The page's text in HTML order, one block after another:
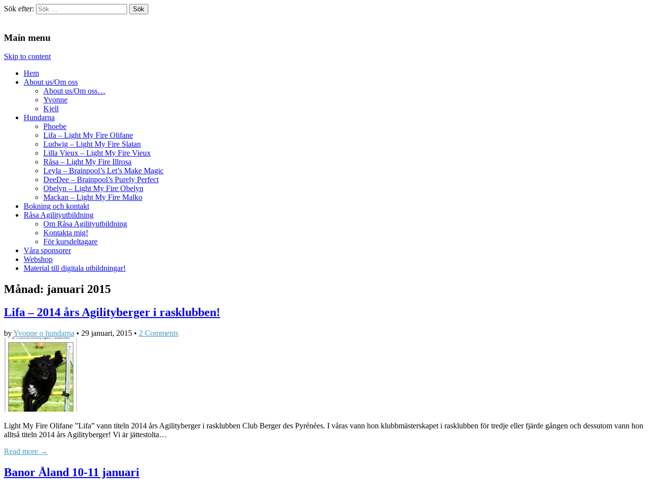
Sök efter:
Main menu
Skip to content
Hem
About us/Om oss
About us/Om oss…
Yvonne
Kjell
Hundarna
Phoebe
Lifa – Light My Fire Olifane
Ludwig – Light My Fire Slatan
Lilla Vieux – Light My Fire Vieux
Råsa – Light My Fire Illrosa
Leyla – Brainpool’s Let’s Make Magic
DeeDee – Brainpool’s Purely Perfect
Obelyn – Light My Fire Obelyn
Mackan – Light My Fire Malko
Bokning och kontakt
Råsa Agilityutbildning
Om Råsa Agilityutbildning
Kontakta mig!
För kursdeltagare
Våra sponsorer
Webshop
Material till digitala utbildningar!
Månad: januari 2015
Lifa – 2014 års Agilityberger i rasklubben!
byYvonne o hundarna • 29 januari, 2015 • 2 Comments
Light My Fire Olifane ”Lifa” vann titeln 2014 års Agilityberger i rasklubben Club Berger des Pyrénées. I våras vann hon klubbmästerskapet i rasklubben för tredje eller fjärde gången och dessutom vann hon
alltså titeln 2014 års Agilityberger! Vi är jättestolta…
Read more →
Banor Åland 10-11 januari